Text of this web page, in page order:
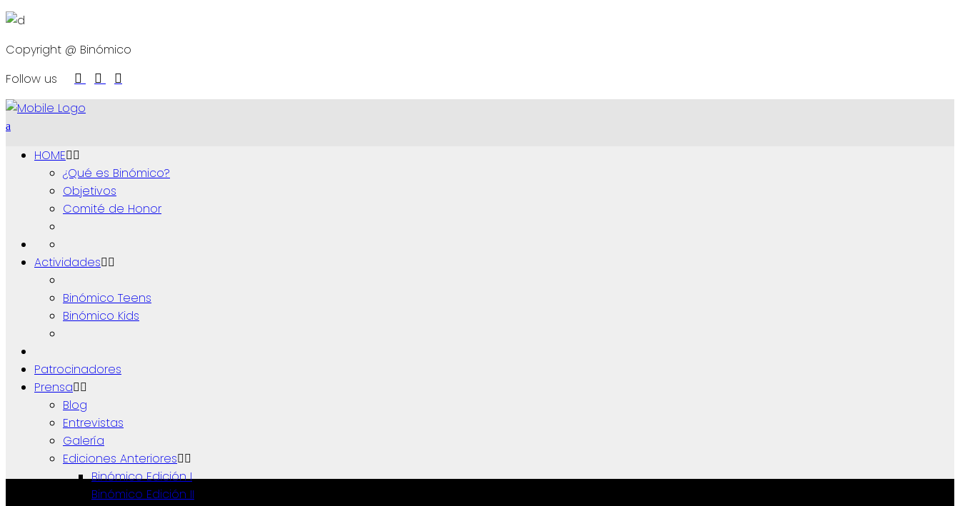
Copyright @ Binómico
Follow us
HOME
¿Qué es Binómico?
Objetivos
Comité de Honor
Actividades
Binómico Teens
Binómico Kids
Patrocinadores
Prensa
Blog
Entrevistas
Galería
Ediciones Anteriores
Binómico Edición I
Binómico Edición II